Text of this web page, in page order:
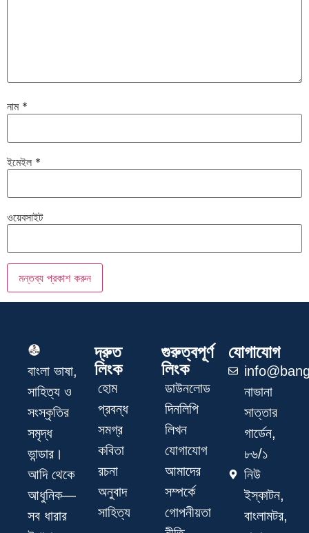
নাম *
ইমেইল *
ওয়েবসাইট
বাংলা ভাষা,
সাহিত্য ও
সংস্কৃতির
সমৃদ্ধ
ভান্ডার।
আদি থেকে
আধুনিক—
সব ধারার
দ্রুত
লিংক
হোম
প্রবন্ধ
সমগ্র
কবিতা
রচনা
অনুবাদ
সাহিত্য
গুরুত্বপূর্ণ
লিংক
ডাউনলোড
দিনলিপি
লিখন
যোগাযোগ
আমাদের
সম্পর্কে
গোপনীয়তা
যোগাযোগ
নাভানা
সাত্তার
গার্ডেন,
৮৬/১
নিউ
ইস্কাটন,
বাংলামটর,